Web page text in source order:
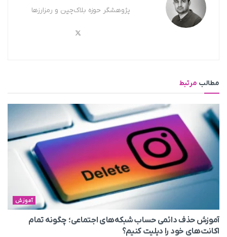
پژوهشگر حوزه بلاک‌چین و رمزارزها
مطالب مرتبط
آموزش
آموزش حذف دائمی حساب شبکه‌های اجتماعی؛ چگونه تمام
اکانت‌های خود را دیلیت کنیم؟